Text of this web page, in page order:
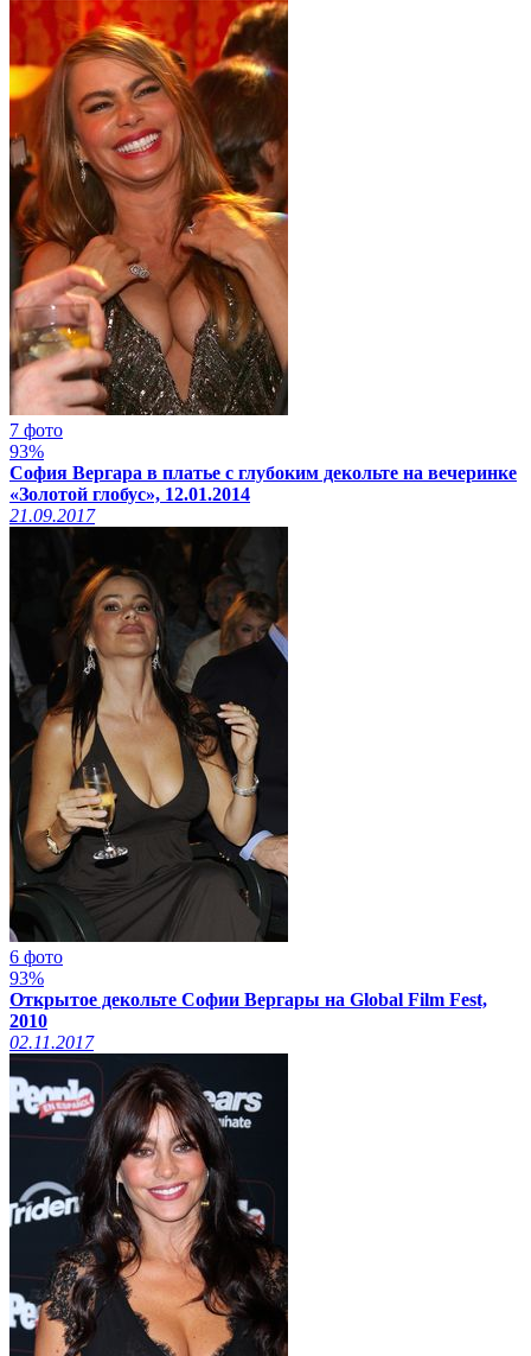
7 фото
93%
София Вергара в платье с глубоким декольте на вечеринке
«Золотой глобус», 12.01.2014
21.09.2017
6 фото
93%
Открытое декольте Софии Вергары на Global Film Fest,
2010
02.11.2017